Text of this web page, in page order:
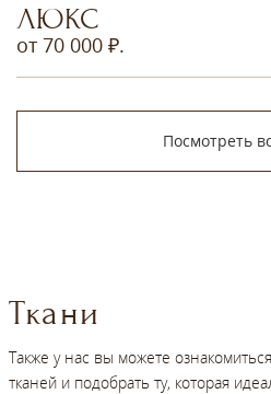
ЛЮКС
от 70 000 ₽.
Посмотреть
Ткани
Также у нас вы можете
тканей и подобрать ту, которая